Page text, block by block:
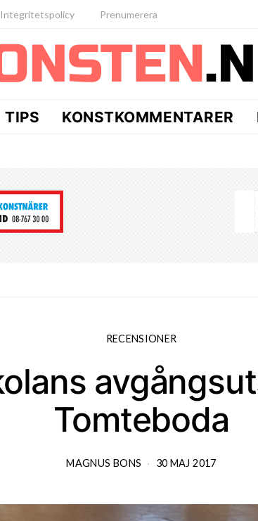
Integritetspolicy Prenumerera
TIPS KONSTKOMMENTARER
RECENSIONER
Tomteboda
MAGNUS BONS 30 MAJ 2017